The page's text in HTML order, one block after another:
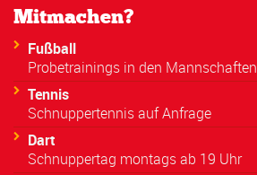
Mitmachen?
Fußball
Probetrainings in den Mannschaften
Tennis
Schnuppertennis auf Anfrage
Dart
Schnuppertag montags ab 19 Uhr